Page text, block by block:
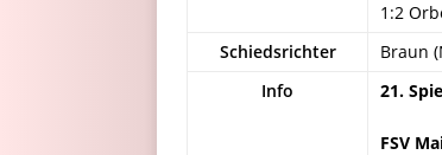
1:2
Schiedsrichter
Braun
Info
21.
FSV